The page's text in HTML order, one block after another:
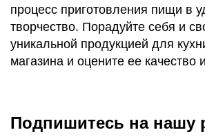
процесс приготовления пищи в
творчество. Порадуйте себя и
уникальной продукцией для
магазина и оцените ее качество
Подпишитесь на нашу